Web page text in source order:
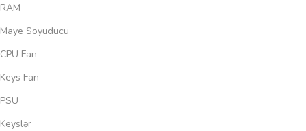
RAM
Maye Soyuducu
CPU Fan
Keys Fan
PSU
Keyslər